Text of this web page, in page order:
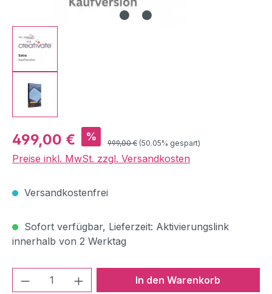
Verkaufspreis:
499,00 € % Regulärer Preis:
999,00 € (50.05% gespart)
Preise inkl. MwSt. zzgl. Versandkosten
Versandkostenfrei
Sofort verfügbar, Lieferzeit: Aktivierungslink
innerhalb von 2 Werktag
Produkt Anzahl: Gib denIn den Warenkorb